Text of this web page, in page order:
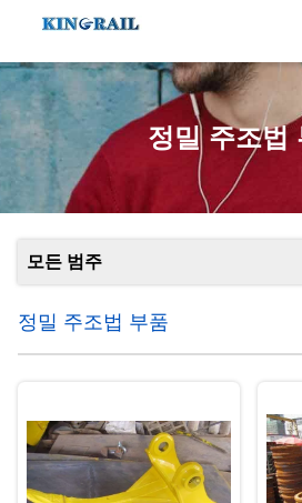
정밀 주조법
모든 범주
정밀 주조법 부품